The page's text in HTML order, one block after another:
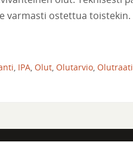
varmasti ostettua toistekin.
IPA Olut Olutarvio Olutraati